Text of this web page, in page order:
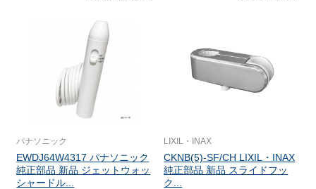
パナソニック
EWDJ64W4317 パナソニック
純正部品 新品 ジェットウォッ
シャードル...
LIXIL・INAX
CKNB(5)-SF/CH LIXIL・INAX
純正部品 新品 スライドフッ
ク...